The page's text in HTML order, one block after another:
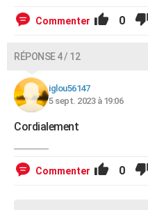
Commenter 0
RÉPONSE 4 / 12
iglou56147
5 sept. 2023 à 19:06
Cordialement
Commenter 0